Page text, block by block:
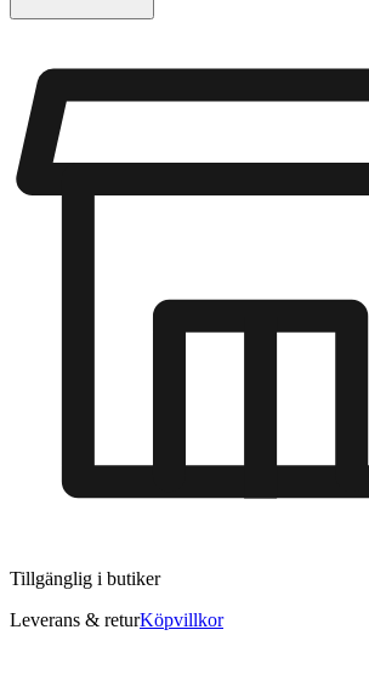
Tillgänglig i butiker
Leverans & returKöpvillkor